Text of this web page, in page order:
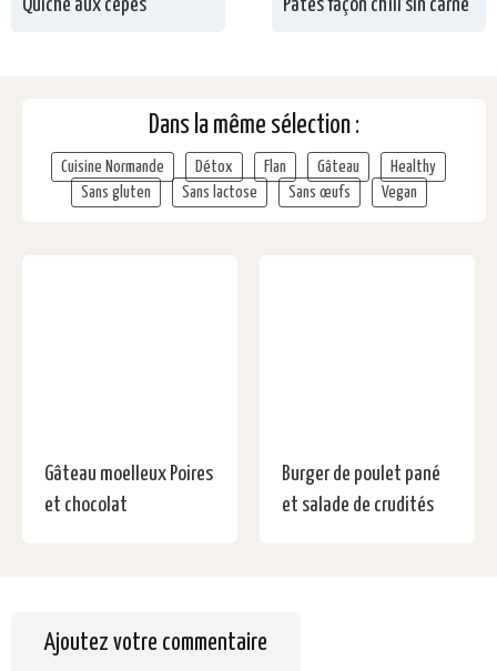
Quiche aux cèpes Pâtes façon chili sin carne
Dans la même sélection :
Cuisine Normande Détox Flan Gâteau
Healthy
Sans gluten
Sans lactose Sans œufs Vegan
Gâteau moelleux Poires
et chocolat
Burger de poulet pané
et salade de crudités
Ajoutez votre commentaire